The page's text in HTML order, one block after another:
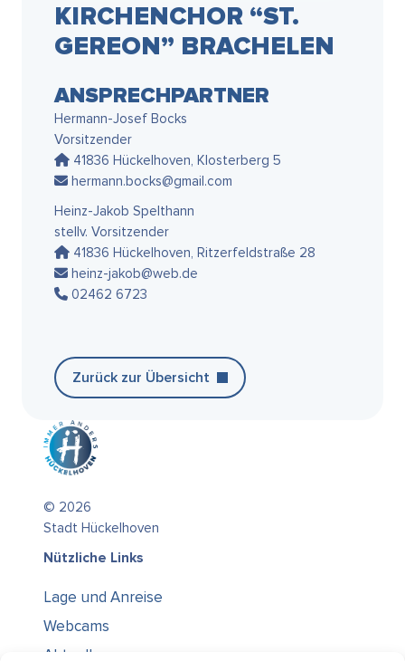
KIRCHENCHOR “ST.
GEREON” BRACHELEN
ANSPRECHPARTNER
Hermann-Josef Bocks
Vorsitzender
41836 Hückelhoven, Klosterberg 5
hermann.bocks@gmail.com
Heinz-Jakob Spelthann
stellv. Vorsitzender
41836 Hückelhoven, Ritzerfeldstraße 28
heinz-jakob@web.de
02462 6723
Zurück zur Übersicht
© 2026
Stadt Hückelhoven
Nützliche Links
Lage und Anreise
Webcams
Aktuelles